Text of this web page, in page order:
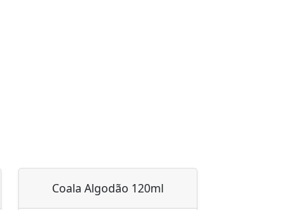
Coala Algodão 120ml